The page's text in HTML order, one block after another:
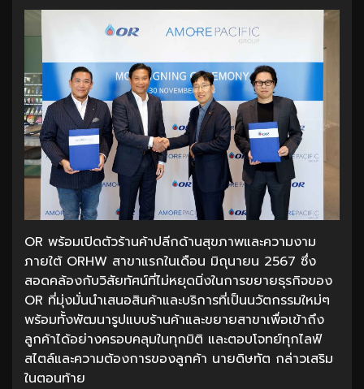
OR พร้อมเปิดตัวร้านค้าปลีกด้านสุขภาพและความงาม
ภายใต้ ORHW สาขาแรกในเดือน มิถุนายน 2567 ซึ่ง
สอดคล้องกับวิสัยทัศน์ที่ไม่หยุดนิ่งในการขยายธุรกิจของ
OR ที่มุ่งมั่นนำเสนอสินค้าและบริการที่เป็นนวัตกรรมใหม่ๆ
พร้อมทั้งพัฒนารูปแบบร้านค้าและขยายสาขาเพื่อเข้าถึง
ลูกค้าได้อย่างครอบคลุมในทุกมิติ และตอบโจทย์ทุกไลฟ์
สไตล์และความต้องการของลูกค้า นายดิษทัต กล่าวเสริม
ในตอนท้าย